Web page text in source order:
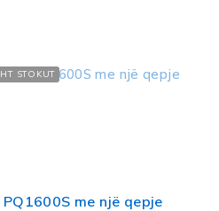
STOKUT
me një qepje